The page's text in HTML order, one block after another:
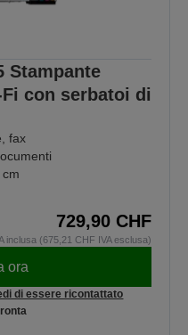
Stampante
con serbatoi di
fax
729,90 CHF
inclusa (675,21 CHF IVA esclusa)
ora
di essere ricontattato